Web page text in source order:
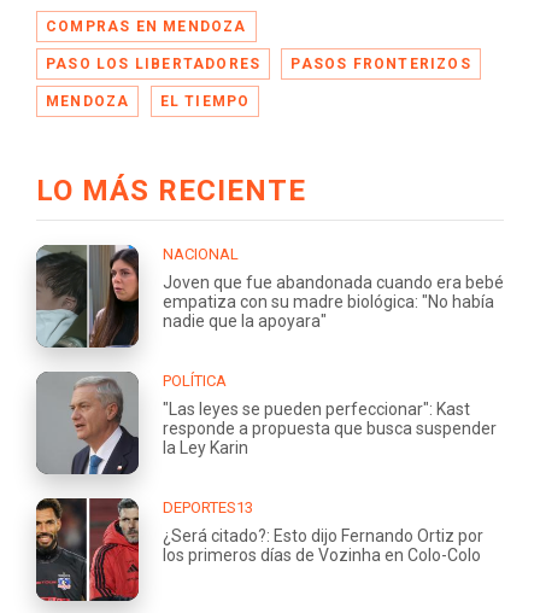
COMPRAS EN MENDOZA
PASO LOS LIBERTADORES PASOS FRONTERIZOS
MENDOZA EL TIEMPO
LO MÁS RECIENTE
NACIONAL
Joven que fue abandonada cuando era bebé
empatiza con su madre biológica: "No había
nadie que la apoyara"
POLÍTICA
"Las leyes se pueden perfeccionar": Kast
responde a propuesta que busca suspender
la Ley Karin
DEPORTES13
¿Será citado?: Esto dijo Fernando Ortiz por
los primeros días de Vozinha en Colo-Colo